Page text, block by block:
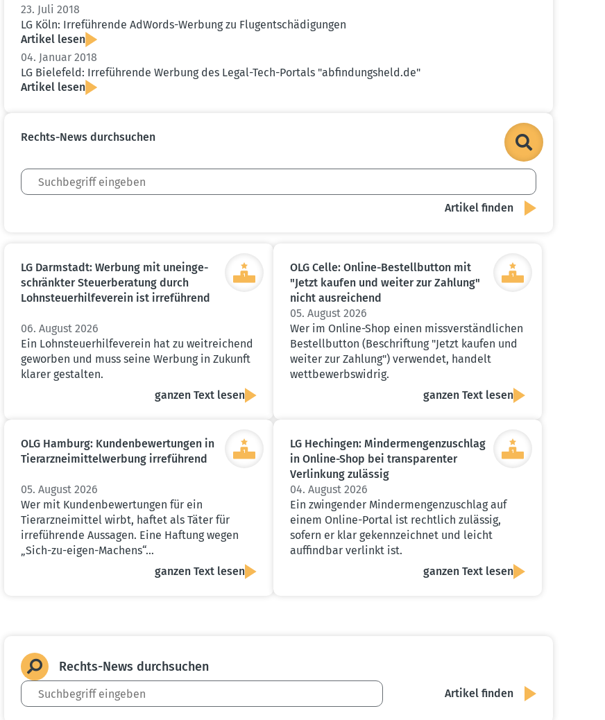
23. Juli 2018
LG Köln: Irrefüh­rende AdWords-Werbung zu Flugent­schä­di­gungen
Artikel lesen
04. Januar 2018
LG Bielefeld: Irrefüh­rende Werbung des Legal-Tech-Portals "abfin­dungsheld.de"
Artikel lesen
Rechts-News durch­suchen
LG Darmstadt: Werbung mit unein­ge­
schränkter Steuer­be­ratung durch
Lohnsteu­er­hil­fe­verein ist irreführend
06. August 2026
Ein Lohnsteuerhilfeverein hat zu weitreichend
geworben und muss seine Werbung in Zukunft
klarer gestalten.
ganzen Text lesen
OLG Celle: Online-Bestell­button mit
"Jetzt kaufen und weiter zur Zahlung"
nicht ausrei­chend
05. August 2026
Wer im Online-Shop einen missverständlichen
Bestellbutton (Beschriftung "Jetzt kaufen und
weiter zur Zahlung") verwendet, handelt
wettbewerbswidrig.
ganzen Text lesen
OLG Hamburg: Kunden­be­wer­tungen in
Tierarz­nei­mit­tel­werbung irreführend
05. August 2026
Wer mit Kundenbewertungen für ein
Tierarzneimittel wirbt, haftet als Täter für
irreführende Aussagen. Eine Haftung wegen
„Sich-zu-eigen-Machens“…
ganzen Text lesen
LG Hechingen: Minder­men­gen­zu­schlag
in Online-Shop bei trans­pa­renter
Verlinkung zulässig
04. August 2026
Ein zwingender Mindermengenzuschlag auf
einem Online-Portal ist rechtlich zulässig,
sofern er klar gekennzeichnet und leicht
auffindbar verlinkt ist.
ganzen Text lesen
Rechts-News durch­suchen